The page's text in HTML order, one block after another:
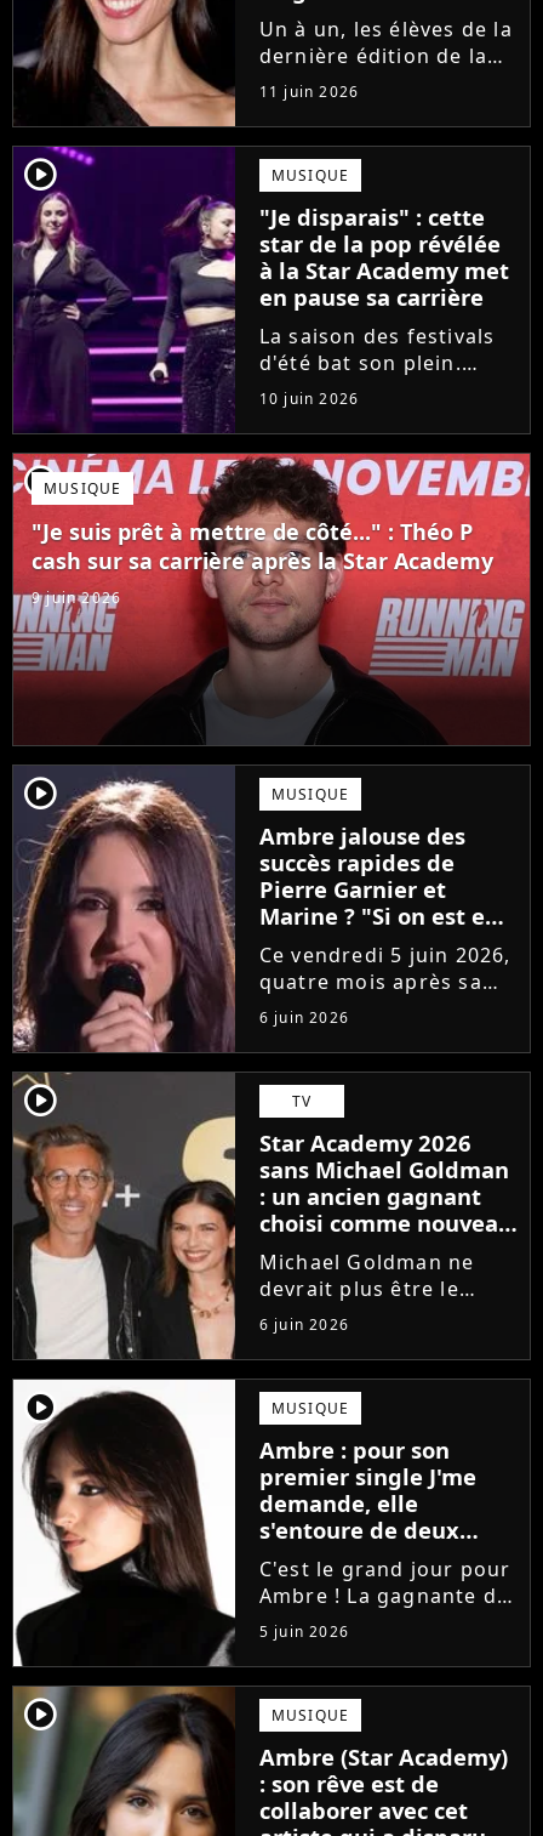
ancienne élève de la
Star Academy
Un à un, les élèves de la
dernière édition de la
Star Academy se font
une place dans le nid.
Dans le sillage d'Ambre,
c'est au tour de Lily
Campa de présenter
son univers à travers...
11 juin 2026
player2 MUSIQUE
"Je disparais" : cette
star de la pop révélée
à la Star Academy met
en pause sa carrière
La saison des festivals
d'été bat son plein.
Avant sa venue à
Solidays ou aux
Francofolies, cette
chanteuse phare de la
pop francophone fait
une annonce de taille :
une fois sa tournée...
10 juin 2026
player2MUSIQUE
"Je suis prêt à mettre de côté..." : Théo P
cash sur sa carrière après la Star Academy
9 juin 2026
player2 MUSIQUE
Ambre jalouse des
succès rapides de
Pierre Garnier et
Marine ? "Si on est en
compétition..."
Ce vendredi 5 juin 2026,
quatre mois après sa
victoire à la Star
Academy, Ambre a
dévoilé J'me demande,
son premier single. Une
chanson arrivée
tardivement vis-à-vis
des carrières...
6 juin 2026
player2 TV
Star Academy 2026
sans Michael Goldman
: un ancien gagnant
choisi comme nouveau
directeur ?
Michael Goldman ne
devrait plus être le
directeur de la Star
Academy lors de la
saison 2026. Et pour lui
succéder, c'est un
ancien gagnant de
l'émission de TF1 qui
sera aujourd'hui...
6 juin 2026
player2 MUSIQUE
Ambre : pour son
premier single J'me
demande, elle
s'entoure de deux
proches de Slimane
C'est le grand jour pour
Ambre ! La gagnante de
la Star Academy fait ses
premiers pas dans
l'industrie en publiant
J'me demande, un
premier single que la
chanteuse a
confectionné avec...
5 juin 2026
player2 MUSIQUE
Ambre (Star Academy)
: son rêve est de
collaborer avec cet